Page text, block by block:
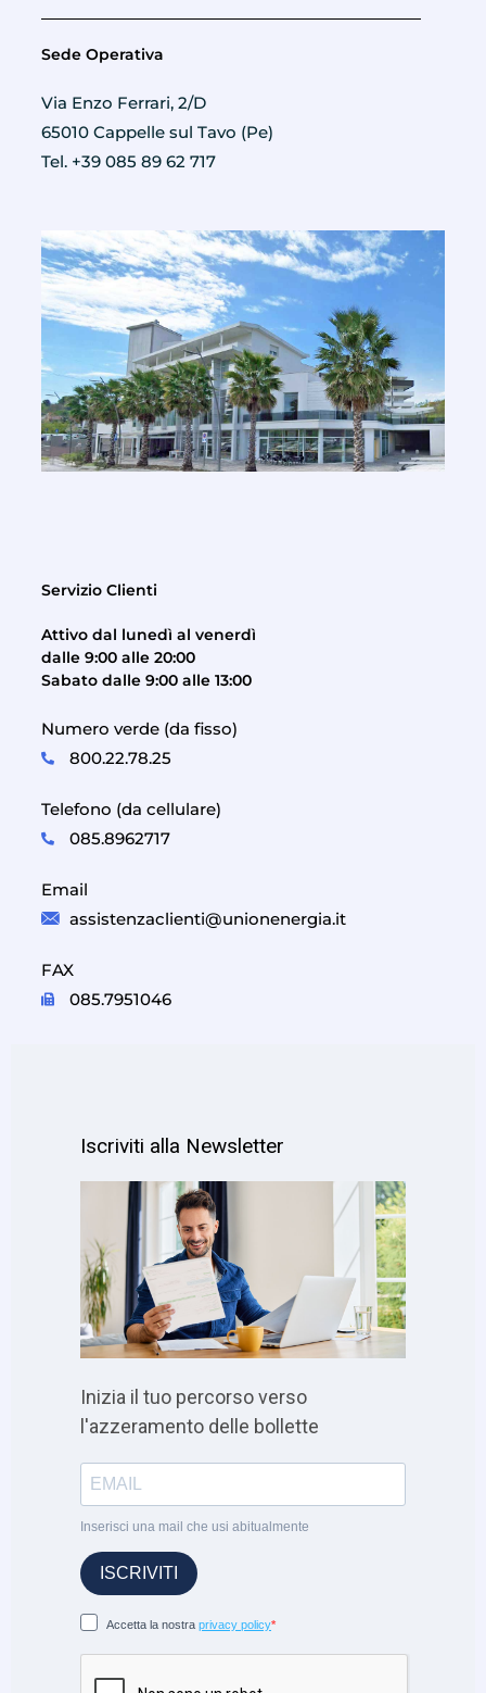
Sede Operativa
Via Enzo Ferrari, 2/D
65010 Cappelle sul Tavo (Pe)
Tel. +39 085 89 62 717
Servizio Clienti
Attivo dal lunedì al venerdì
dalle 9:00 alle 20:00
Sabato dalle 9:00 alle 13:00
Numero verde (da fisso)
800.22.78.25
Telefono (da cellulare)
085.8962717
Email
assistenzaclienti@unionenergia.it
FAX
085.7951046